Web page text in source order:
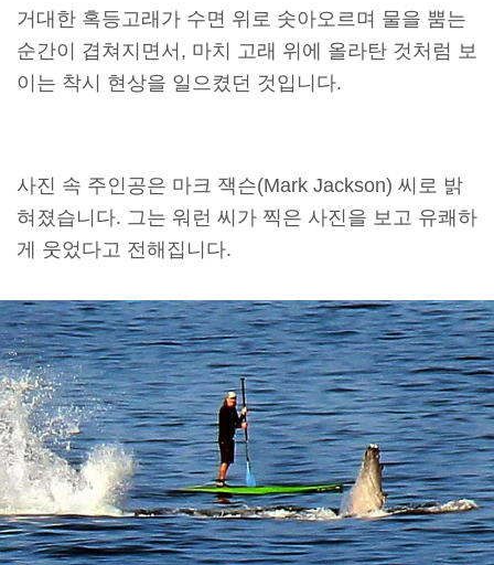
거대한 혹등고래가 수면 위로 솟아오르며 물을 뿜는
순간이 겹쳐지면서, 마치 고래 위에 올라탄 것처럼 보
이는 착시 현상을 일으켰던 것입니다.
사진 속 주인공은 마크 잭슨(Mark Jackson) 씨로 밝
혀졌습니다. 그는 워런 씨가 찍은 사진을 보고 유쾌하
게 웃었다고 전해집니다.